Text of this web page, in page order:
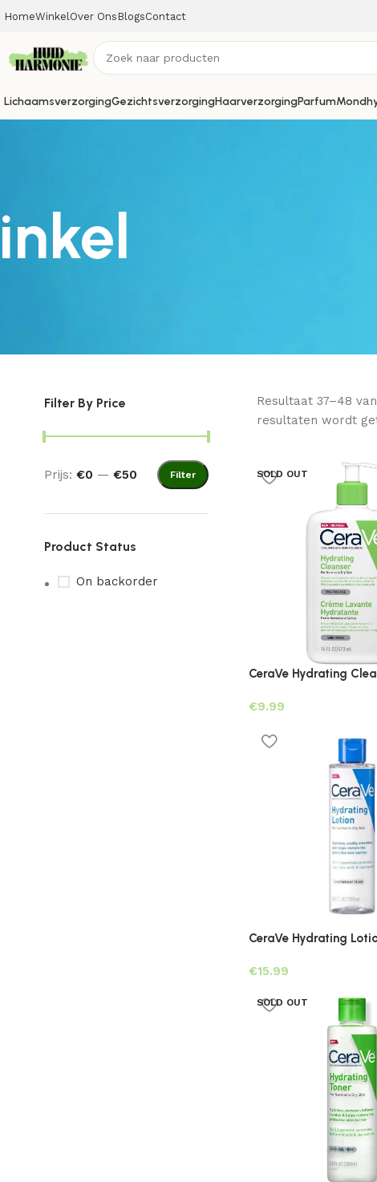
HomeWinkel Over Ons BlogsContact
LichaamsverzorgingGezichtsverzorgingHaarverzorgingParfum
Filter By Price
Filter
Prijs: €0 — €50
Product Status
On backorder
Resultaat 37–48 van
resultaten wordt
SOLD OUT
CeraVe Hydrating
€
CeraVe Hydrating
€
SOLD OUT